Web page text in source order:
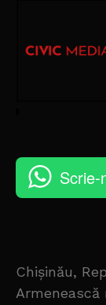
Chișinău,
Armenească